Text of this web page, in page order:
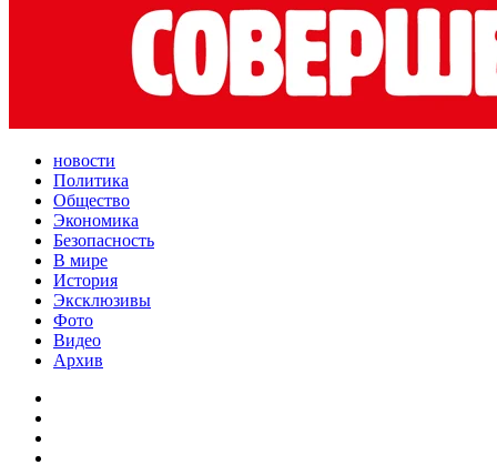
новости
Политика
Общество
Экономика
Безопасность
В мире
История
Эксклюзивы
Фото
Видео
Архив